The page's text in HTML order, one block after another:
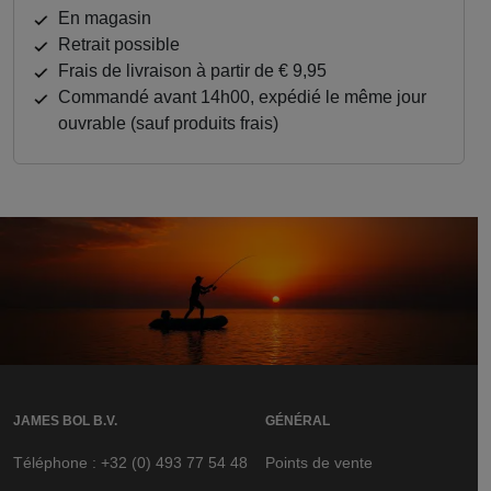
de poisson, gluten de blé, farine de krill,
germes de blé, tourteau de soja, huile de
tournesol
en magasin
Retrait possible
Frais de livraison à partir de € 9,95
Commandé avant 14h00, expédié le même jour
ouvrable (sauf produits frais)
JAMES BOL B.V.
Téléphone : +32 (0) 493 77 54 48
GÉNÉRAL
Points de vente